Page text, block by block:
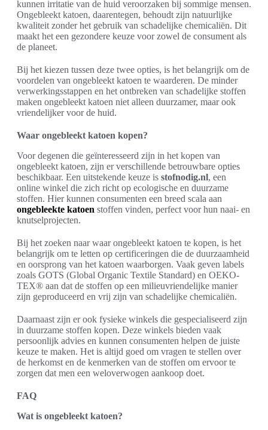
kunnen irritatie van de huid veroorzaken bij sommige mensen.
Ongebleekt katoen, daarentegen, behoudt zijn natuurlijke
kwaliteit zonder het gebruik van schadelijke chemicaliën. Dit
maakt het een gezondere keuze voor zowel de consument als
de planeet.
Bij het kiezen tussen deze twee opties, is het belangrijk om de
voordelen van ongebleekt katoen te waarderen. De minder
verwerkingsstappen en het ontbreken van schadelijke stoffen
maken ongebleekt katoen niet alleen duurzamer, maar ook
vriendelijker voor de huid.
Waar ongebleekt katoen kopen?
Voor degenen die geïnteresseerd zijn in het kopen van
ongebleekt katoen, zijn er verschillende betrouwbare opties
beschikbaar. Een uitstekende keuze is stofnodig.nl, een
online winkel die zich richt op ecologische en duurzame
stoffen. Hier kunnen consumenten een breed scala aan
ongebleekte katoen stoffen vinden, perfect voor hun naai- en
knutselprojecten.
Bij het zoeken naar waar ongebleekt katoen te kopen, is het
belangrijk om te letten op certificeringen die de duurzaamheid
en oorsprong van het katoen waarborgen. Vaak geven labels
zoals GOTS (Global Organic Textile Standard) en OEKO-
TEX® aan dat de stoffen op een milieuvriendelijke manier
zijn geproduceerd en vrij zijn van schadelijke chemicaliën.
Daarnaast zijn er ook fysieke winkels die gespecialiseerd zijn
in duurzame stoffen kopen. Deze winkels bieden vaak
persoonlijk advies en kunnen consumenten helpen de juiste
keuze te maken. Het is altijd goed om vragen te stellen over
de herkomst en de kenmerken van de stoffen om ervoor te
zorgen dat men een weloverwogen aankoop doet.
FAQ
Wat is ongebleekt katoen?